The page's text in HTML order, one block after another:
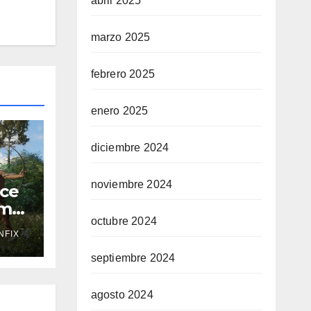
marzo 2025
febrero 2025
enero 2025
diciembre 2024
noviembre 2024
octubre 2024
septiembre 2024
agosto 2024